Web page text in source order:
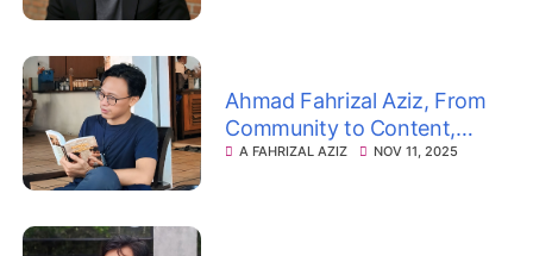
Ahmad Fahrizal Aziz, From
Community to Content,
From Movement to
A FAHRIZAL AZIZ NOV 11, 2025